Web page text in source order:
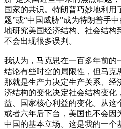
国家的共识。特朗普巧妙地利用
题”或“中国威胁”成为特朗普手
地研究美国经济结构、社会结构
不会出现很多误判。
我认为，马克思在一百多年前的
结论有些时空的局限性，但马克
那就是生产力决定生产关系、经
济结构的变化决定社会结构变化
益、国家核心利益的变化。从这
或者六年后下台，美国也不会因
中国的基本立场。这是我的一个